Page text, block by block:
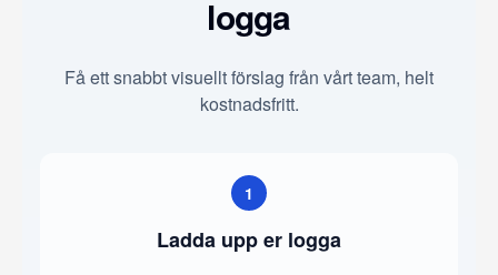
logga
Få ett snabbt visuellt förslag från vårt team, helt
kostnadsfritt.
1
Ladda upp er logga